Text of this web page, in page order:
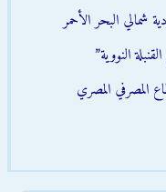
شمالي البحر الأحمر
النووية”
المصرفي المصري